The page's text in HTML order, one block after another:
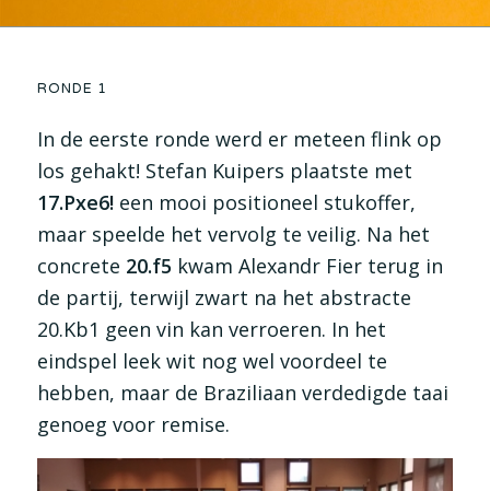
RONDE 1
In de eerste ronde werd er meteen flink op
los gehakt! Stefan Kuipers plaatste met
17.Pxe6!een mooi positioneel stukoffer,
maar speelde het vervolg te veilig. Na het
concrete 20.f5 kwam Alexandr Fier terug in
de partij, terwijl zwart na het abstracte
20.Kb1 geen vin kan verroeren. In het
eindspel leek wit nog wel voordeel te
hebben, maar de Braziliaan verdedigde taai
genoeg voor remise.